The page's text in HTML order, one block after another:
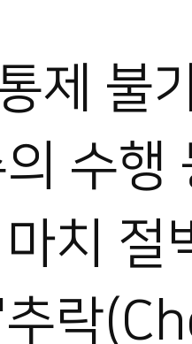
제 불
수행
치 절
락